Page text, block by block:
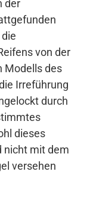
der
von der
Modells des
Irreführung
durch
dieses
nicht mit dem
versehen